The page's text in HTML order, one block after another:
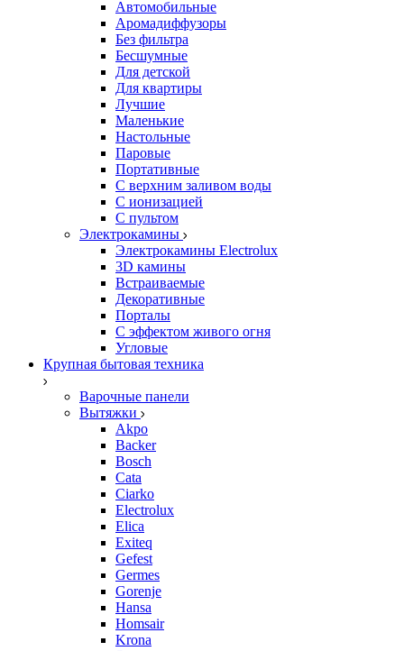
Автомобильные
Аромадиффузоры
Без фильтра
Бесшумные
Для детской
Для квартиры
Лучшие
Маленькие
Настольные
Паровые
Портативные
С верхним заливом воды
С ионизацией
С пультом
Электрокамины
Электрокамины Electrolux
3D камины
Встраиваемые
Декоративные
Порталы
С эффектом живого огня
Угловые
Крупная бытовая техника
Варочные панели
Вытяжки
Akpo
Backer
Bosch
Cata
Ciarko
Electrolux
Elica
Exiteq
Gefest
Germes
Gorenje
Hansa
Homsair
Krona